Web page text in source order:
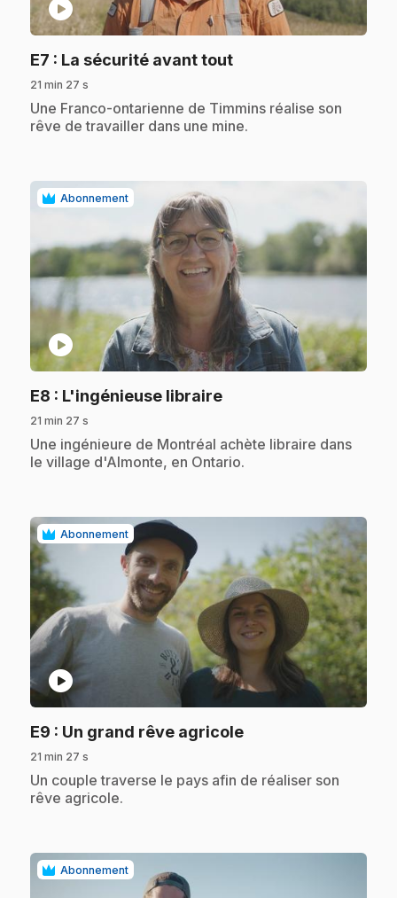
play_circle
E7 : La sécurité avant tout.
21 min 27 s
.Une Franco-ontarienne de Timmins réalise son
rêve de travailler dans une mine.
Abonnement
play_circle
E8 : L'ingénieuse libraire.
21 min 27 s
.Une ingénieure de Montréal achète libraire dans
le village d'Almonte, en Ontario.
Abonnement
play_circle
E9 : Un grand rêve agricole.
21 min 27 s
.Un couple traverse le pays afin de réaliser son
rêve agricole.
Abonnement